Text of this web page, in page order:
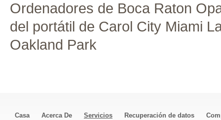
Ordenadores de Boca Raton
del portátil de Carol City Miami
Oakland Park
Casa Acerca De Servicios Recuperación de datos